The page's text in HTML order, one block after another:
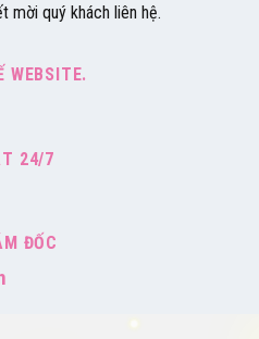
mời quý khách liên hệ.
WEBSITE.
24/7
ĐỐC